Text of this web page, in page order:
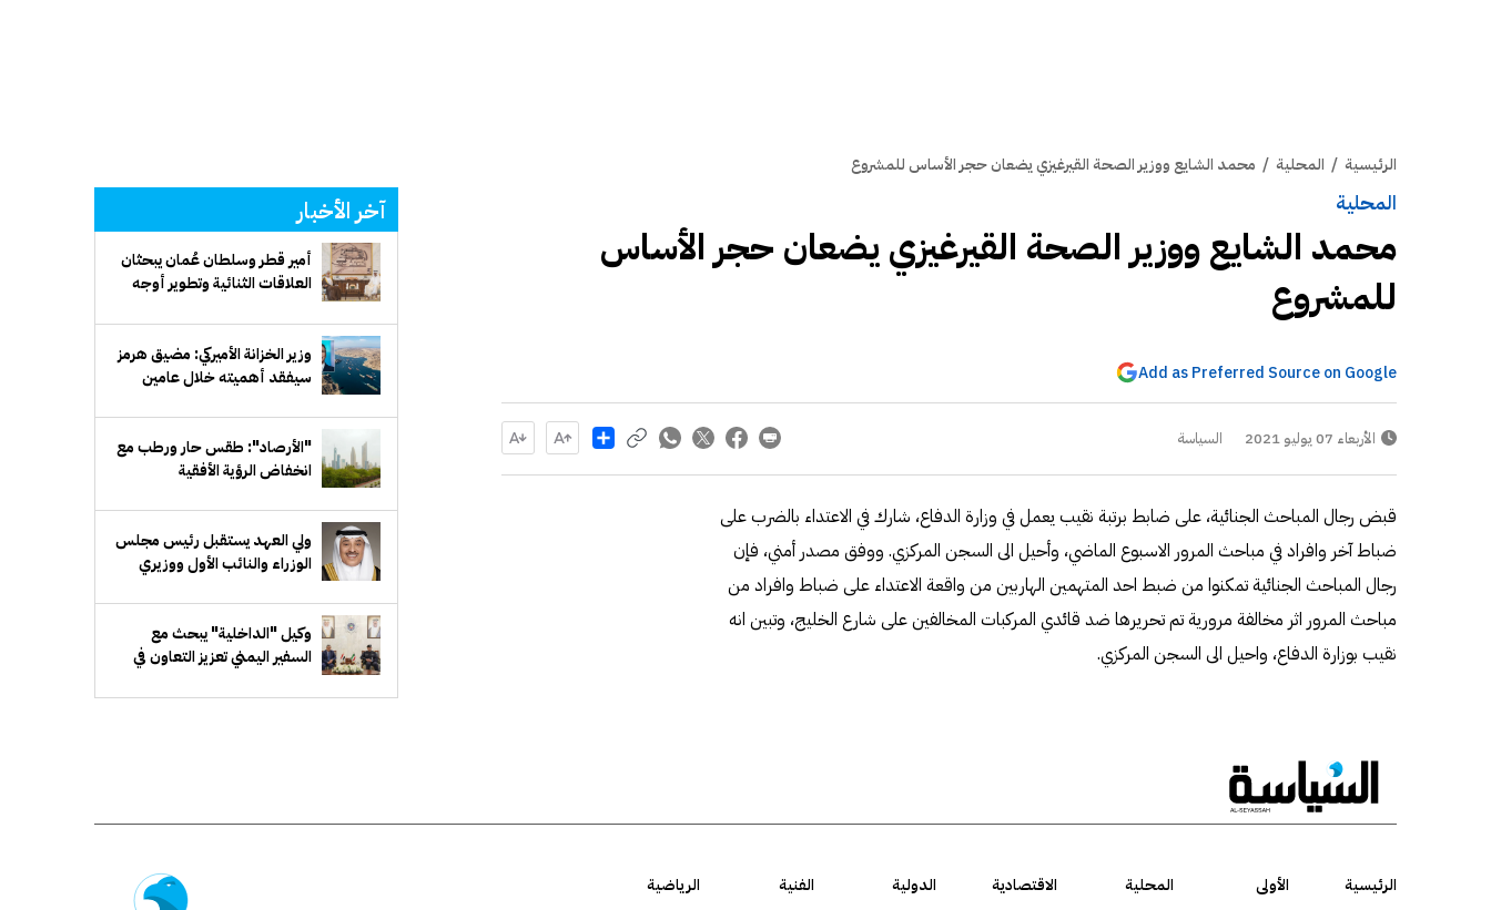
الرئيسية / المحلية / محمد الشايع ووزير الصحة القيرغيزي يضعان حجر الأساس للمشروع
المحلية
محمد الشايع ووزير الصحة القيرغيزي يضعان حجر الأساس
للمشروع
Add as Preferred Source on Google
الأربعاء 07 يوليو 2021 السياسة Share
قبض رجال المباحث الجنائية، على ضابط برتبة نقيب يعمل في وزارة الدفاع، شارك في الاعتداء بالضرب على
ضباط آخر وافراد في مباحث المرور الاسبوع الماضي، وأحيل الى السجن المركزي. ووفق مصدر أمني، فإن
رجال المباحث الجنائية تمكنوا من ضبط احد المتهمين الهاربين من واقعة الاعتداء على ضباط وافراد من
مباحث المرور اثر مخالفة مرورية تم تحريرها ضد قائدي المركبات المخالفين على شارع الخليج، وتبين انه
نقيب بوزارة الدفاع، واحيل الى السجن المركزي.
آخر الأخبار
أمير قطر وسلطان عُمان يبحثان
العلاقات الثنائية وتطوير أوجه
سيفقد أهميته خلال عامين
"الأرصاد": طقس حار ورطب مع
انخفاض الرؤية الأفقية
ولي العهد يستقبل رئيس مجلس
الوزراء والنائب الأول ووزيري
وكيل "الداخلية" يبحث مع
السفير اليمني تعزيز التعاون في
الرئيسية الأولى المحلية الاقتصادية الدولية الفنية
الرياضية